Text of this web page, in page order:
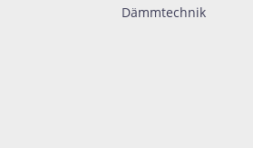
Dämmtechnik